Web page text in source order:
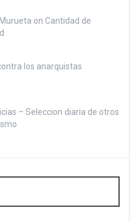
on Cantidad de
los anarquistas
– Seleccion diaria de otros